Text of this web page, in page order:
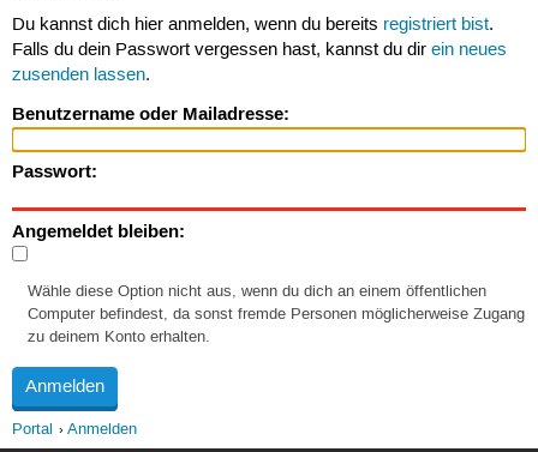
Du kannst dich hier anmelden, wenn du bereits registriert bist.
Falls du dein Passwort vergessen hast, kannst du dir ein neues
zusenden lassen.
Benutzername oder Mailadresse:
Passwort:
Angemeldet bleiben:
Wähle diese Option nicht aus, wenn du dich an einem öffentlichen
Computer befindest, da sonst fremde Personen möglicherweise Zugang
zu deinem Konto erhalten.
Portal Anmelden